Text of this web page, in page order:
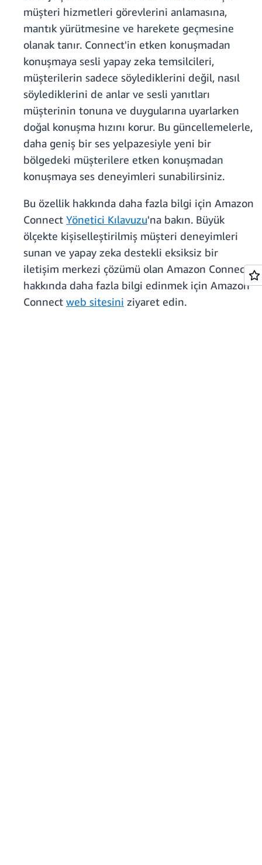
müşteri hizmetleri görevlerini anlamasına,
mantık yürütmesine ve harekete geçmesine
olanak tanır. Connect'in etken konuşmadan
konuşmaya sesli yapay zeka temsilcileri,
müşterilerin sadece söylediklerini değil, nasıl
söylediklerini de anlar ve sesli yanıtları
müşterinin tonuna ve duygularına uyarlarken
doğal konuşma hızını korur. Bu güncellemelerle,
daha geniş bir ses yelpazesiyle yeni bir
bölgedeki müşterilere etken konuşmadan
konuşmaya ses deneyimleri sunabilirsiniz.
Bu özellik hakkında daha fazla bilgi için Amazon
Connect Yönetici Kılavuzu'na bakın. Büyük
ölçekte kişiselleştirilmiş müşteri deneyimleri
sunan ve yapay zeka destekli eksiksiz bir
iletişim merkezi çözümü olan Amazon Connect
hakkında daha fazla bilgi edinmek için Amazon
Connect web sitesini ziyaret edin.